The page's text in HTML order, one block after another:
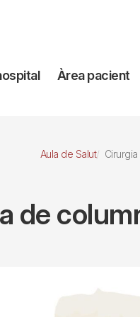
Àrea pacient
Aula de Salut
de